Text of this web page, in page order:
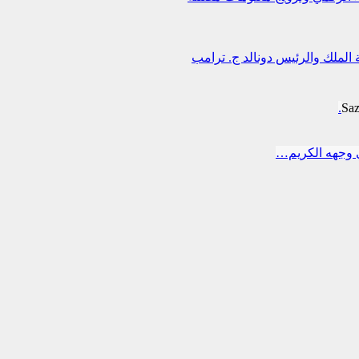
الملك والرئيس دونالد ج. ترامب
وجهه الكريم…